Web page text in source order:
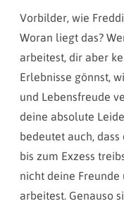
Vorbilder, wie
Woran liegt das?
arbeitest, dir aber
Erlebnisse gönnst,
und Lebensfreude
deine absolute
bedeutet auch,
bis zum Exzess
nicht deine
arbeitest. Genauso